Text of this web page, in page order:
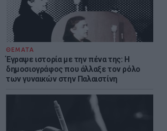
ΘΕΜΑΤΑ
Έγραψε ιστορία με την πένα της: Η
δημοσιογράφος που άλλαξε τον ρόλο
των γυναικών στην Παλαιστίνη